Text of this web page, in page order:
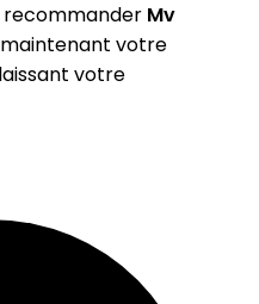
recommander Mv
votre
votre